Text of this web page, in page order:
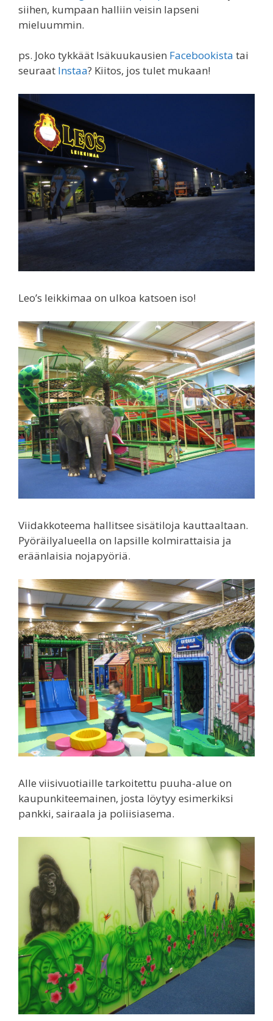
siihen, kumpaan halliin veisin lapseni
mieluummin.
ps. Joko tykkäät Isäkuukausien Facebookista tai
seuraat Instaa? Kiitos, jos tulet mukaan!
Leo’s leikkimaa on ulkoa katsoen iso!
Viidakkoteema hallitsee sisätiloja kauttaaltaan.
Pyöräilyalueella on lapsille kolmirattaisia ja
eräänlaisia nojapyöriä.
Alle viisivuotiaille tarkoitettu puuha-alue on
kaupunkiteemainen, josta löytyy esimerkiksi
pankki, sairaala ja poliisiasema.